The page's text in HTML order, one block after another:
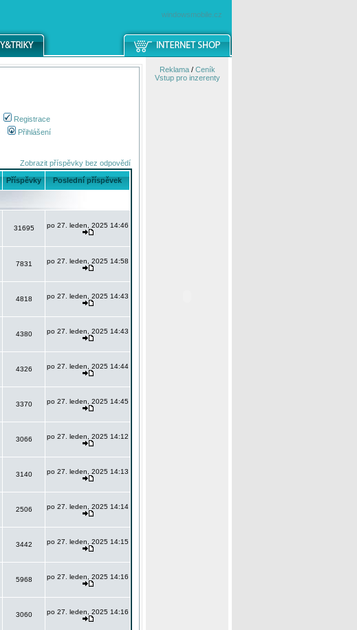
windowsmobile.cz
Registrace
Přihlášení
Zobrazit příspěvky bez odpovědí
Příspěvky Poslední příspěvek
31695 po 27. leden, 2025 14:46
7831 po 27. leden, 2025 14:58
4818 po 27. leden, 2025 14:43
4380 po 27. leden, 2025 14:43
4326 po 27. leden, 2025 14:44
3370 po 27. leden, 2025 14:45
3066 po 27. leden, 2025 14:12
3140 po 27. leden, 2025 14:13
2506 po 27. leden, 2025 14:14
3442 po 27. leden, 2025 14:15
5968 po 27. leden, 2025 14:16
3060 po 27. leden, 2025 14:16
Reklama/ Ceník
Vstup pro inzerenty